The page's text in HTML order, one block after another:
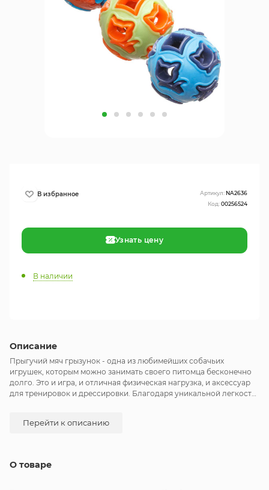
Описание
Прыгучий мяч грызунок - одна из любимейших собачьих
игрушек, которым можно занимать своего питомца бесконечно
долго. Это и игра, и отличная физическая нагрузка, и аксесcуар
для тренировок и дрессировки. Благодаря уникальной легкости,
для активный игры дома или на улице. Не тонет в воде. Питомец
Перейти к описанию
О товаре
Артикул: NA2636
Код:00256524
Узнать цену
В наличии